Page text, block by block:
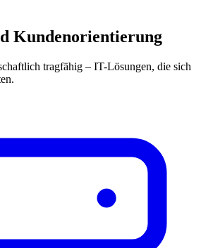
Kundenorientierung
tragfähig – IT-Lösungen, die sich